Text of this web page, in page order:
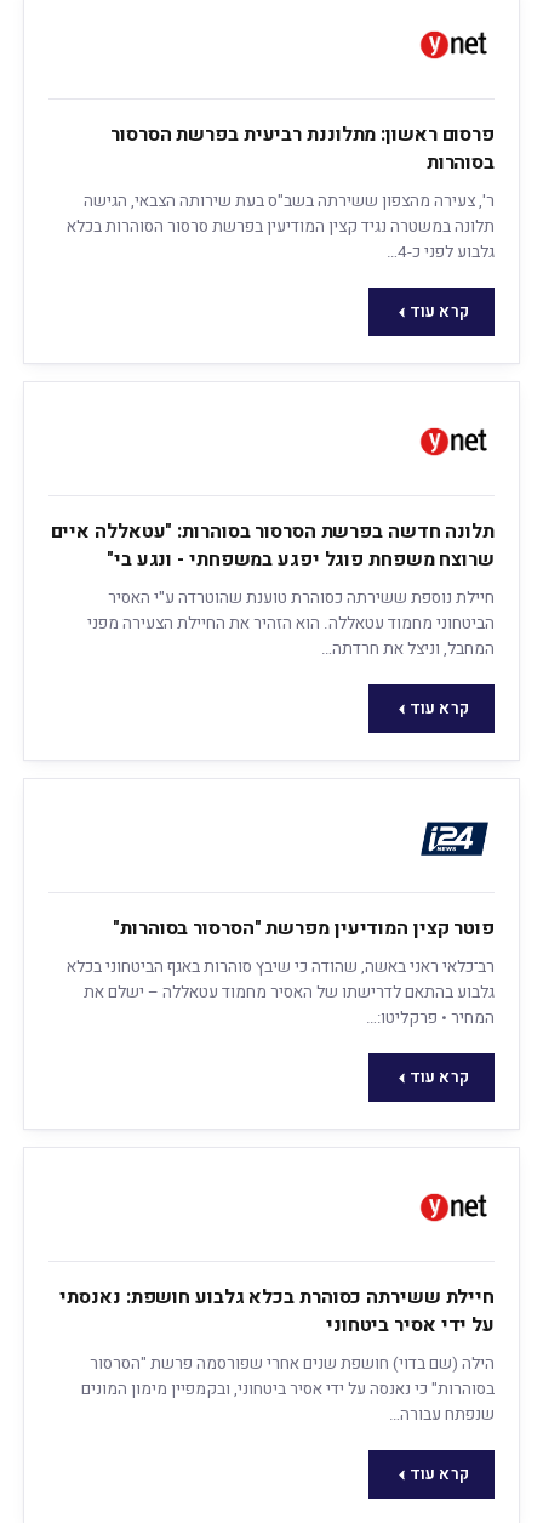
פרסום ראשון: מתלוננת רביעית בפרשת הסרסור
בסוהרות
ר', צעירה מהצפון ששירתה בשב"ס בעת שירותה הצבאי, הגישה
תלונה במשטרה נגיד קצין המודיעין בפרשת סרסור הסוהרות בכלא
גלבוע לפני כ-4…
קרא עוד
תלונה חדשה בפרשת הסרסור בסוהרות: "עטאללה איים
שרוצח משפחת פוגל יפגע במשפחתי - ונגע בי"
חיילת נוספת ששירתה כסוהרת טוענת שהוטרדה ע"י האסיר
הביטחוני מחמוד עטאללה. הוא הזהיר את החיילת הצעירה מפני
המחבל, וניצל את חרדתה…
קרא עוד
פוטר קצין המודיעין מפרשת "הסרסור בסוהרות"
רב־כלאי ראני באשה, שהודה כי שיבץ סוהרות באגף הביטחוני בכלא
גלבוע בהתאם לדרישתו של האסיר מחמוד עטאללה – ישלם את
המחיר • פרקליטו:…
קרא עוד
חיילת ששירתה כסוהרת בכלא גלבוע חושפת: נאנסתי
על ידי אסיר ביטחוני
הילה (שם בדוי) חושפת שנים אחרי שפורסמה פרשת "הסרסור
בסוהרות" כי נאנסה על ידי אסיר ביטחוני, ובקמפיין מימון המונים
שנפתח עבורה…
קרא עוד